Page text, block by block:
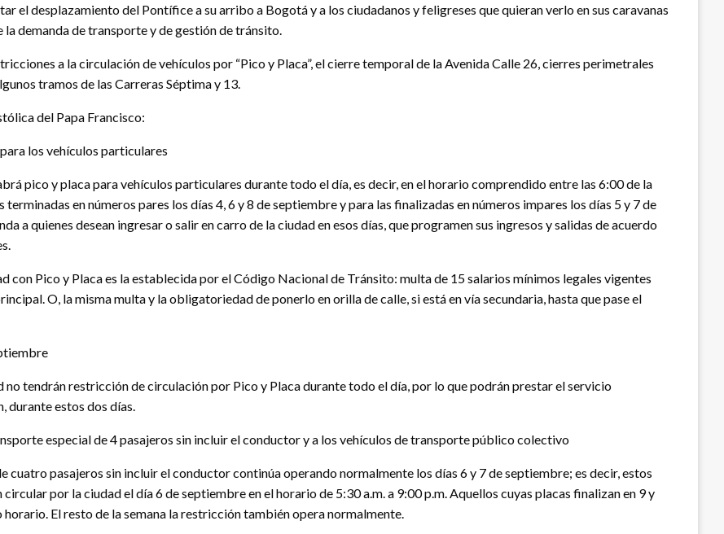
el desplazamiento del Pontífice a su arribo a Bogotá y a los ciudadanos y feligreses que quieran verlo en sus caravanas
demanda de transporte y de gestión de tránsito.
a la circulación de vehículos por “Pico y Placa”, el cierre temporal de la Avenida Calle 26, cierres perimetrales
tramos de las Carreras Séptima y 13.
del Papa Francisco:
los vehículos particulares
pico y placa para vehículos particulares durante todo el día, es decir, en el horario comprendido entre las 6:00 de la
en números pares los días 4, 6 y 8 de septiembre y para las finalizadas en números impares los días 5 y 7 de
a quienes desean ingresar o salir en carro de la ciudad en esos días, que programen sus ingresos y salidas de acuerdo
con Pico y Placa es la establecida por el Código Nacional de Tránsito: multa de 15 salarios mínimos legales vigentes
O, la misma multa y la obligatoriedad de ponerlo en orilla de calle, si está en vía secundaria, hasta que pase el
no tendrán restricción de circulación por Pico y Placa durante todo el día, por lo que podrán prestar el servicio
estos dos días.
especial de 4 pasajeros sin incluir el conductor y a los vehículos de transporte público colectivo
cuatro pasajeros sin incluir el conductor continúa operando normalmente los días 6 y 7 de septiembre; es decir, estos
por la ciudad el día 6 de septiembre en el horario de 5:30 a.m. a 9:00 p.m. Aquellos cuyas placas finalizan en 9 y
El resto de la semana la restricción también opera normalmente.